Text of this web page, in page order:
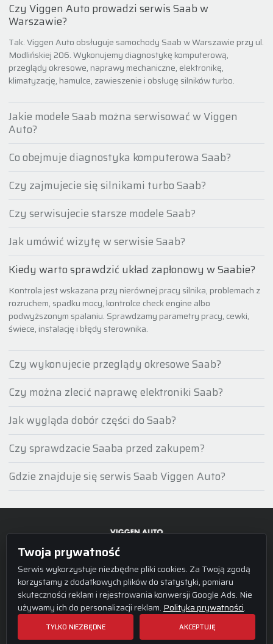
Czy Viggen Auto prowadzi serwis Saab w
Warszawie?
Tak. Viggen Auto obsługuje samochody Saab w Warszawie przy ul.
Modlińskiej 206. Wykonujemy diagnostykę komputerową,
przeglądy okresowe, naprawy mechaniczne, elektronikę,
klimatyzację, hamulce, zawieszenie i obsługę silników turbo.
Jakie modele Saab można serwisować w Viggen
Auto?
Co obejmuje diagnostyka komputerowa Saab?
Czy zajmujecie się silnikami turbo Saab?
Czy serwisujecie starsze modele Saab?
Jak umówić wizytę w serwisie Saab?
Kiedy warto sprawdzić układ zapłonowy w Saabie?
Kontrola jest wskazana przy nierównej pracy silnika, problemach z
rozruchem, spadku mocy, kontrolce check engine albo
podwyższonym spalaniu. Sprawdzamy parametry pracy, cewki,
świece, instalację i błędy sterownika.
Czy wykonujecie przeglądy okresowe Saab?
Czy można zlecić naprawę elektroniki Saab?
Jak wygląda dobór części do Saab?
Czy sprawdzacie Saaba przed zakupem?
Gdzie znajduje się serwis Saab Viggen Auto?
OFERTA SERWISU
Naprawa silnika
Naprawa zawieszenia
Naprawa skrzyni biegów
MARKI
Serwis Jeep
Serwis Fiat
Twoja prywatność
Serwis wykorzystuje niezbędne pliki cookies. Za Twoją zgodą
korzystamy z dodatkowych plików do statystyki, pomiaru
skuteczności reklam i rejestrowania konwersji Google Ads. Nie
używamy ich do personalizacji reklam. Polityka prywatności.
TYLKO NIEZBĘDNE AKCEPTUJĘ